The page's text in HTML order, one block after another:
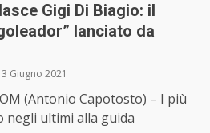
Gigi Di Biagio: il
lanciato da
3 Giugno 2021
(Antonio Capotosto) – I più
negli ultimi alla guida